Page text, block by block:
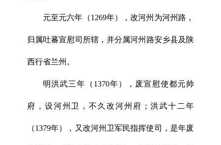
元至元六年（1269年），改河州为河州路，
归属吐蕃宣慰司所辖，并分属河州路安乡县及陕
西行省兰州。
明洪武三年（1370年），废宣慰使都元帅
府，设河州卫，不久改河州府；洪武十二年
（1379年），又改河州卫军民指挥使司，是年废